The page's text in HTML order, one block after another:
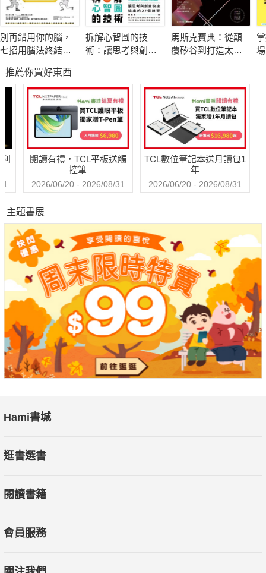
別再錯用你的腦，
七招用腦法終結分
佐證，日本醫界權
威教你優化大腦功
能，工作能力加倍
【暢銷紀念版】
拆解心智圖的技
術：讓思考與創意
馬斯克寶典：從顛
覆矽谷到打造太空
推薦你買好東西
閱讀有禮，TCL平板送觸
控筆
2026/06/20 - 2026/08/31
TCL數位筆記本送月讀包1
年
2026/06/20 - 2026/08/31
主題書展
Hami書城
逛書選書
閱讀書籍
會員服務